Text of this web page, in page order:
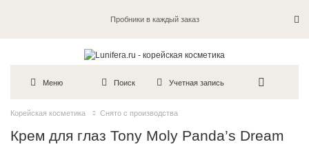
Пробники в каждый заказ
Меню Поиск Учетная запись
Корейская косметика Снято с производства
Крем для глаз Tony Moly Panda’s Dream